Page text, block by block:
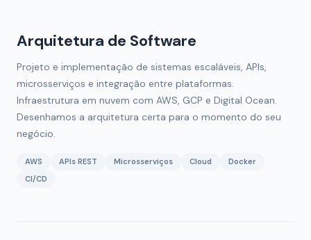
Arquitetura de Software
Projeto e implementação de sistemas escaláveis, APIs,
microsserviços e integração entre plataformas.
Infraestrutura em nuvem com AWS, GCP e Digital Ocean.
Desenhamos a arquitetura certa para o momento do seu
negócio.
AWS APIs REST Microsserviços Cloud
Docker
CI/CD